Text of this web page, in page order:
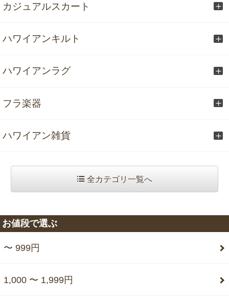
カジュアルスカート
ハワイアンキルト
ハワイアンラグ
フラ楽器
ハワイアン雑貨
全カテゴリ一覧へ
お値段で選ぶ
〜 999円
1,000 〜 1,999円